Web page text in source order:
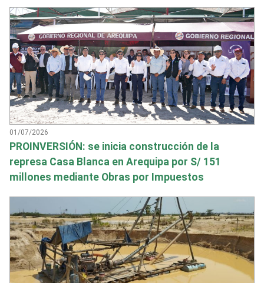
01/07/2026
PROINVERSIÓN: se inicia construcción de la
represa Casa Blanca en Arequipa por S/ 151
millones mediante Obras por Impuestos